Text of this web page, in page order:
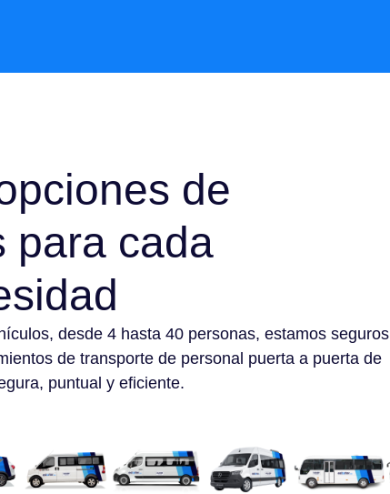
de
para cada
desde 4 hasta 40 personas, estamos seguros
de transporte de personal puerta a puerta de
puntual y eficiente.